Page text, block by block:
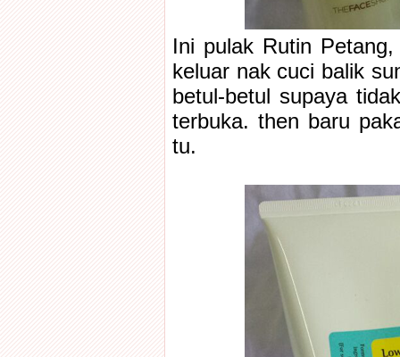
Ini pulak Rutin
keluar nak cuci balik
betul-betul supaya
terbuka. then baru
tu.